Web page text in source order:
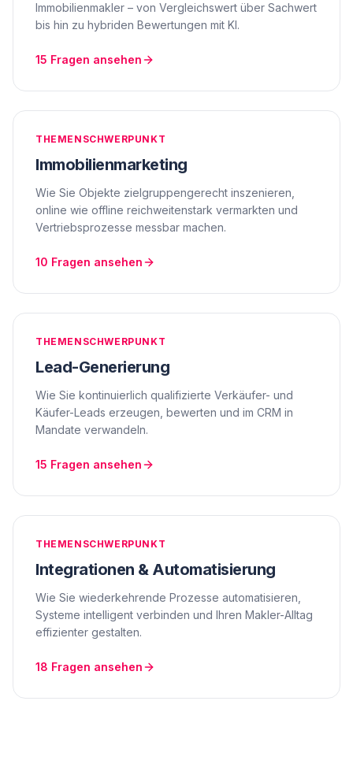
Immobilienmakler – von Vergleichswert über Sachwert
bis hin zu hybriden Bewertungen mit KI.
15 Fragen ansehen
THEMENSCHWERPUNKT
Immobilienmarketing
Wie Sie Objekte zielgruppengerecht inszenieren,
online wie offline reichweitenstark vermarkten und
Vertriebsprozesse messbar machen.
10 Fragen ansehen
THEMENSCHWERPUNKT
Lead-Generierung
Wie Sie kontinuierlich qualifizierte Verkäufer- und
Käufer-Leads erzeugen, bewerten und im CRM in
Mandate verwandeln.
15 Fragen ansehen
THEMENSCHWERPUNKT
Integrationen & Automatisierung
Wie Sie wiederkehrende Prozesse automatisieren,
Systeme intelligent verbinden und Ihren Makler-Alltag
effizienter gestalten.
18 Fragen ansehen